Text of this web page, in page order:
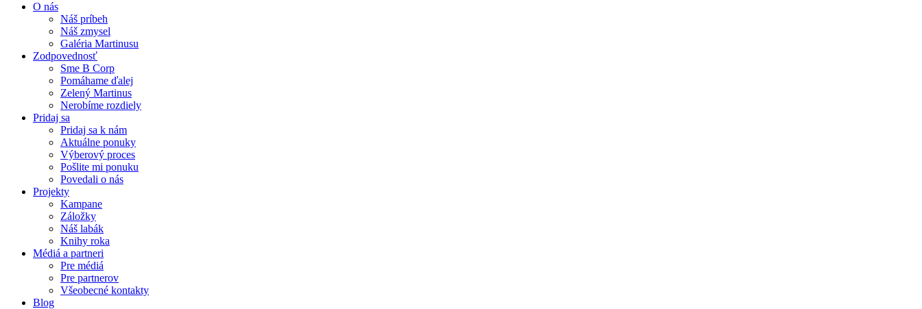
O nás
Náš príbeh
Náš zmysel
Galéria Martinusu
Zodpovednosť
Sme B Corp
Pomáhame ďalej
Zelený Martinus
Nerobíme rozdiely
Pridaj sa
Pridaj sa k nám
Aktuálne ponuky
Výberový proces
Pošlite mi ponuku
Povedali o nás
Projekty
Kampane
Záložky
Náš labák
Knihy roka
Médiá a partneri
Pre médiá
Pre partnerov
Všeobecné kontakty
Blog